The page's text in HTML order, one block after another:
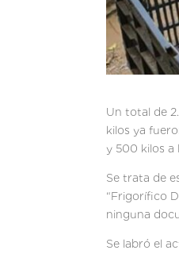
Un total de
kilos ya
y 500 kilos a
Se trata de
“Frigorífico
ninguna
Se labró el